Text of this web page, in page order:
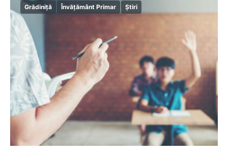
Grădiniță Învățământ Primar Știri